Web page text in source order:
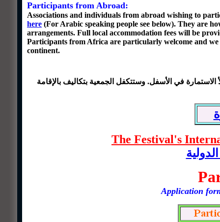
Participants from Abroad:
Associations and individuals from abroad wishing to
here (For Arabic speaking people see below). They are
arrangements. Full local accommodation fees will be
Participants from Africa are particularly welcome and
continent.
في الأسفل. وستتكفل الجمعية بتكاليف بالإقامة
ة
The Festival's
Application